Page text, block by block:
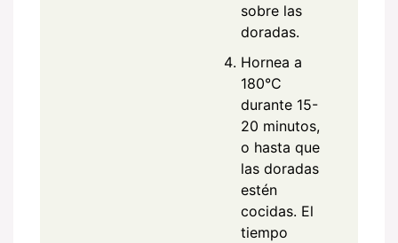
sobre las
doradas.
Hornea a
180°C
durante 15-
20 minutos,
o hasta que
las doradas
estén
cocidas. El
tiempo